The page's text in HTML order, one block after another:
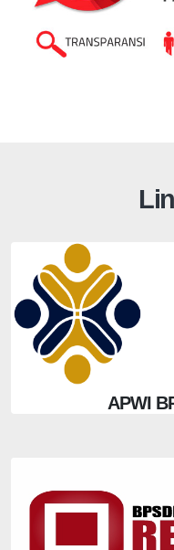
APWI